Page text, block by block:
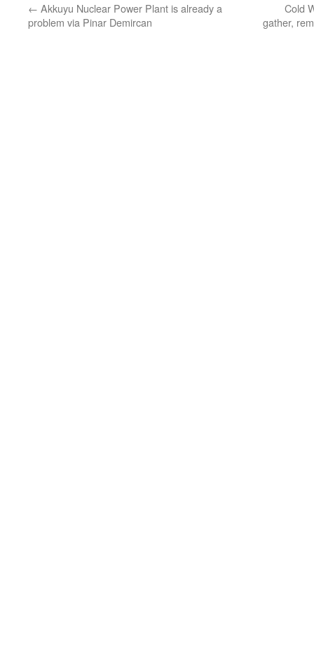
← Akkuyu Nuclear Power Plant is already a
problem via Pinar Demircan
Cold
gather,